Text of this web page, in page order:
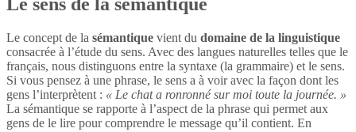
Le concept de la sémantique vient du domaine de la linguistique
consacrée à l’étude du sens. Avec des langues naturelles telles que le
français, nous distinguons entre la syntaxe (la grammaire) et le sens.
Si vous pensez à une phrase, le sens a à voir avec la façon dont les
gens l’interprètent : « Le chat a ronronné sur moi toute la journée. »
La sémantique se rapporte à l’aspect de la phrase qui permet aux
gens de le lire pour comprendre le message qu’il contient. En